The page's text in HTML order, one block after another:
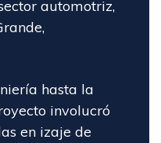
automotriz,
hasta la
involucró
en izaje de